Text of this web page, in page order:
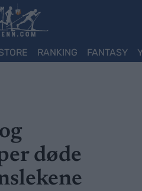
RANKING FANTASY
døde